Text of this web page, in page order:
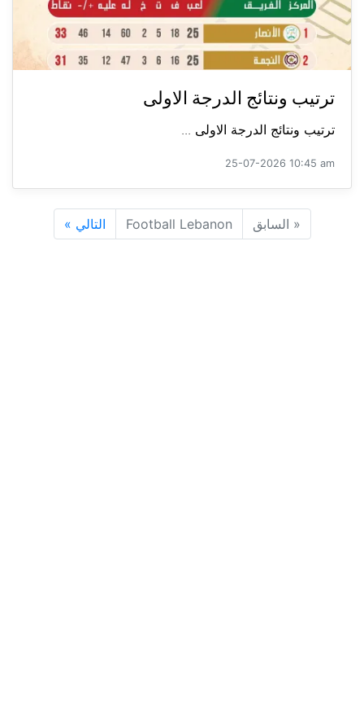
ترتيب ونتائج الدرجة الاولى
ترتيب ونتائج الدرجة الاولى ...
25-07-2026 10:45 am
« السابق Football Lebanon التالي »